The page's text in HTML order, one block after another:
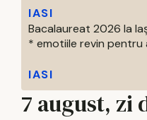
IASI
Bacalaureat 2026 la
* emotiile revin pentru
IASI
7 august, zi